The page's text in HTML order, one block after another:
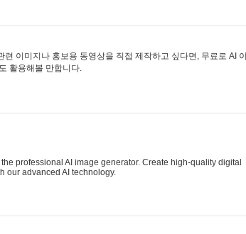
이미지나 홍보용 동영상을 직접 제작하고 싶다면, 무료로 AI 이
활용해볼 만합니다.
professional AI image generator. Create high-quality digital
our advanced AI technology.